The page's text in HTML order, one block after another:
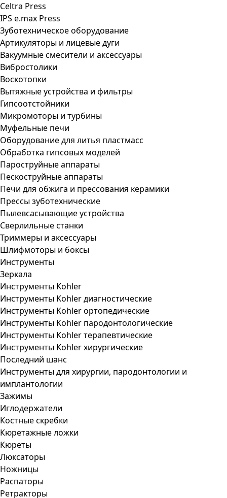
Celtra Press
IPS e.max Press
Зуботехническое оборудование
Артикуляторы и лицевые дуги
Вакуумные смесители и аксессуары
Вибростолики
Воскотопки
Вытяжные устройства и фильтры
Гипсоотстойники
Микромоторы и турбины
Муфельные печи
Оборудование для литья пластмасс
Обработка гипсовых моделей
Пароструйные аппараты
Пескоструйные аппараты
Печи для обжига и прессования керамики
Прессы зуботехнические
Пылевсасывающие устройства
Сверлильные станки
Триммеры и аксессуары
Шлифмоторы и боксы
Инструменты
Зеркала
Инструменты Kohler
Инструменты Kohler диагностические
Инструменты Kohler ортопедические
Инструменты Kohler пародонтологические
Инструменты Kohler терапевтические
Инструменты Kohler хирургические
Последний шанс
Инструменты для хирургии, пародонтологии и
имплантологии
Зажимы
Иглодержатели
Костные скребки
Кюретажные ложки
Кюреты
Люксаторы
Ножницы
Распаторы
Ретракторы